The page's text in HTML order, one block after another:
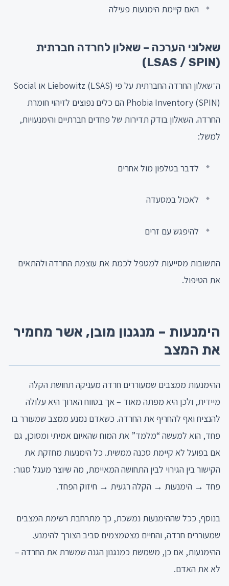
האם קיימת הימנעות פעילה
שאלוני הערכה – שאלון לחרדה חברתית
(LSAS / SPIN)
ה־שאלון החרדה החברתית על פי Liebowitz (LSAS) או Social
Phobia Inventory (SPIN) הם כלים נפוצים לזיהוי חומרת
החרדה. השאלון בודק תדירות של פחדים חברתיים והימנעויות,
למשל:
לדבר בטלפון מול אחרים
לאכול במסעדה
להיפגש עם זרים
התשובות מסייעות למטפל לכמת את עוצמת החרדה ולהתאים
את הטיפול.
הימנעות – מנגנון מובן, אשר מחמיר
את המצב
ההימנעות ממצבים שמעוררים חרדה מעניקה תחושת הקלה
מיידית, ולכן היא מפתה מאוד – אך בטווח הארוך היא עלולה
להנציח ואף להחריף את החרדה. כשאדם נמנע ממצב שמעורר בו
פחד, הוא למעשה “מלמד” את המוח שהאיום אמיתי ומסוכן, גם
אם בפועל לא קיימת סכנה ממשית. כל הימנעות מחזקת את
הקישור בין הגירוי לבין התחושה המאיימת, מה שיוצר מעגל סגור:
פחד → הימנעות → הקלה רגעית → חיזוק הפחד.
בנוסף, ככל שההימנעות נמשכת, כך מתרחבת רשימת המצבים
שמעוררים חרדה, והחיים מצטמצמים סביב הצורך להימנע.
ההימנעות, אם כן, משמשת כמנגנון הגנה שמשרת את החרדה –
לא את האדם.